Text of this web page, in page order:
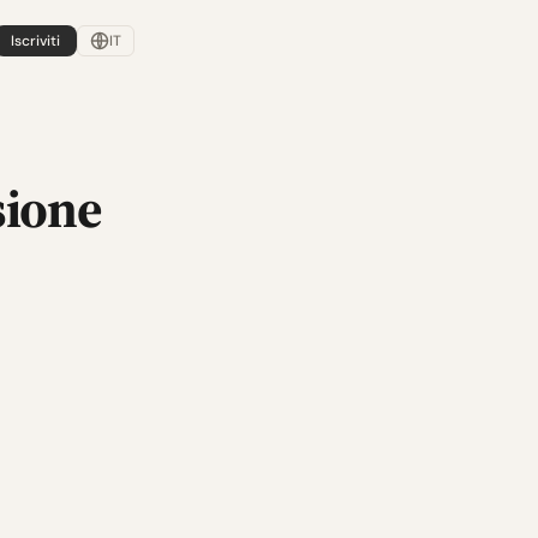
Iscriviti IT